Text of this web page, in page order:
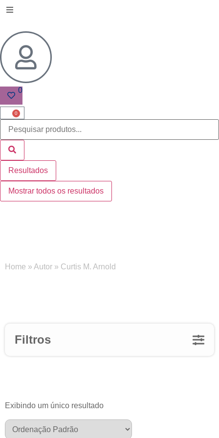
0
0
Resultados
Mostrar todos os resultados
Home » Autor » Curtis M. Arnold
Filtros
Exibindo um único resultado